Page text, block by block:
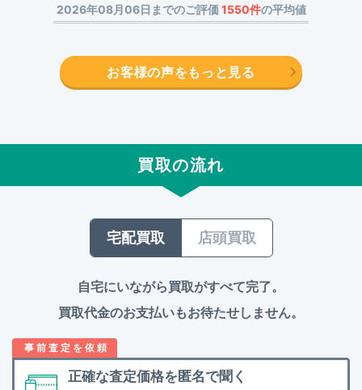
2026年08月06日までのご評価1550件の平均値
お客様の声をもっと見る
買取の流れ
宅配買取 店頭買取
自宅にいながら買取がすべて完了。
買取代金のお支払いもお待たせしません。
正確な査定価格を 匿名で聞く